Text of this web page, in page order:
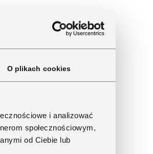
O plikach cookies
i analizować
społecznościowym,
od Ciebie lub